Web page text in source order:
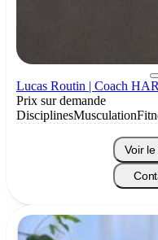
Lucas Routin | Coach
Prix sur demande
DisciplinesMusculation
Voir